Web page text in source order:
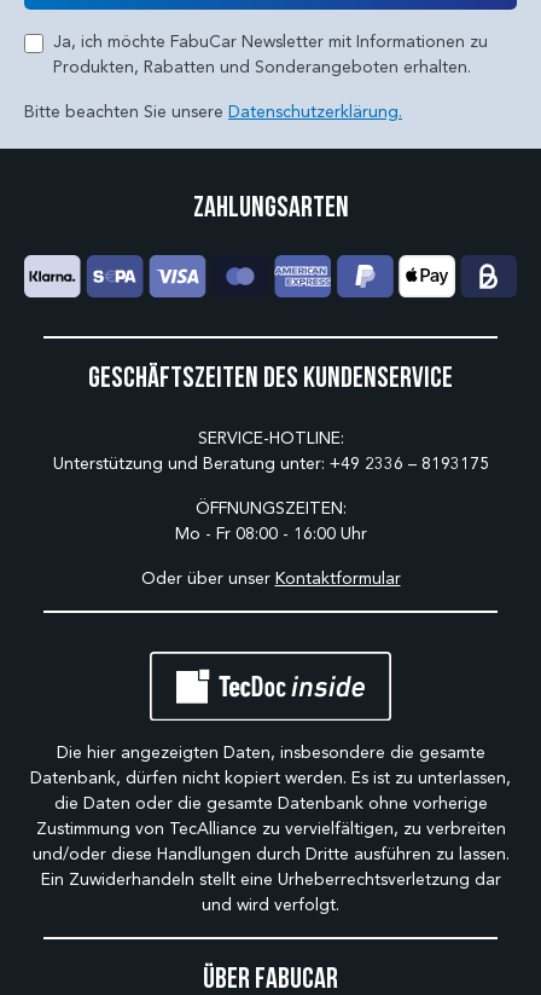
Ja, ich möchte FabuCar Newsletter mit Informationen zu
Produkten, Rabatten und Sonderangeboten erhalten.
Bitte beachten Sie unsere Datenschutzerklärung.
Über Fabucar
Geschäftszeiten des Kundenservice
SERVICE-HOTLINE:
Unterstützung und Beratung unter: +49 2336 – 8193175
ÖFFNUNGSZEITEN:
Mo - Fr 08:00 - 16:00 Uhr
Oder über unser Kontaktformular
Zahlungsarten
Die hier angezeigten Daten, insbesondere die gesamte
Datenbank, dürfen nicht kopiert werden. Es ist zu unterlassen,
die Daten oder die gesamte Datenbank ohne vorherige
Zustimmung von TecAlliance zu vervielfältigen, zu verbreiten
und/oder diese Handlungen durch Dritte ausführen zu lassen.
Ein Zuwiderhandeln stellt eine Urheberrechtsverletzung dar
und wird verfolgt.